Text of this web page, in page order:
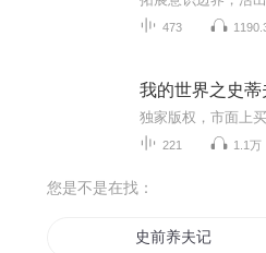
473
我的世界之史
独家版权，市面上
221 1.1万
您是不是在找：
史前养夫记